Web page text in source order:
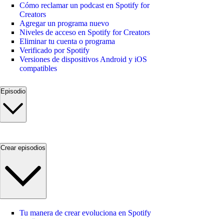
Cómo reclamar un podcast en Spotify for
Creators
Agregar un programa nuevo
Niveles de acceso en Spotify for Creators
Eliminar tu cuenta o programa
Verificado por Spotify
Versiones de dispositivos Android y iOS
compatibles
Episodio
Crear episodios
Tu manera de crear evoluciona en Spotify